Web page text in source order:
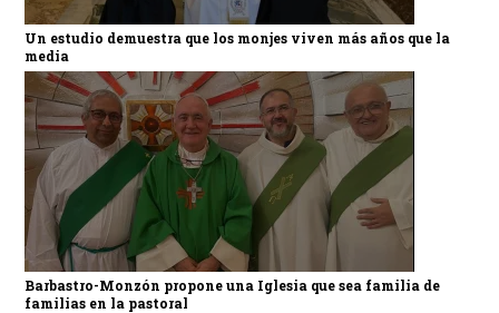
Un estudio demuestra que los monjes viven más años que la
media
Barbastro-Monzón propone una Iglesia que sea familia de
familias en la pastoral